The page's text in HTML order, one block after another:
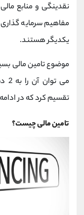
نقدینگی و منابع
مفاهیم سرمایه
یکدیگر هستند.
موضوع تامین مالی
می توان آن را به 2 دسته
تقسیم کرد که در
تامین مالی چیست؟